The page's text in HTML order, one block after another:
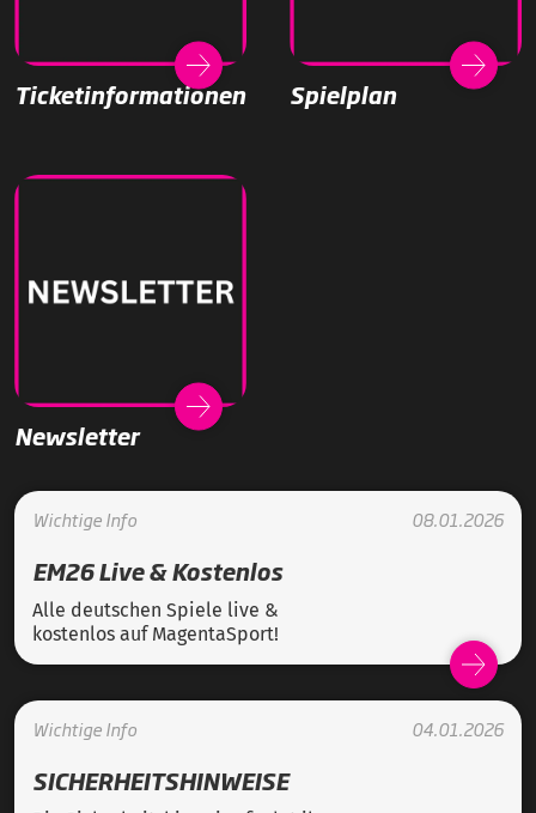
Ticketinformationen Spielplan
Newsletter
Wichtige Info 08.01.2026
EM26 Live & Kostenlos
Alle deutschen Spiele live &
kostenlos auf MagentaSport!
Wichtige Info 04.01.2026
SICHERHEITSHINWEISE